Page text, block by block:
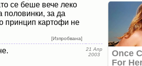
се беше вече леко
половинки, за да
принцип картофи не
[Изпробвана]
21 Апр
2003